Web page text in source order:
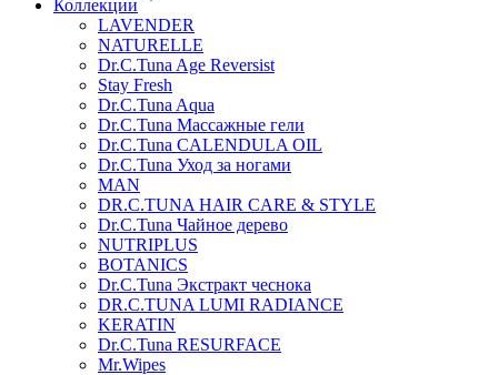
Коллекции
LAVENDER
NATURELLE
Dr.C.Tuna Age Reversist
Stay Fresh
Dr.C.Tuna Aqua
Dr.C.Tuna Массажные гели
Dr.C.Tuna CALENDULA OIL
Dr.C.Tuna Уход за ногами
MAN
DR.C.TUNA HAIR CARE & STYLE
Dr.C.Tuna Чайное дерево
NUTRIPLUS
BOTANICS
Dr.C.Tuna Экстракт чеснока
DR.C.TUNA LUMI RADIANCE
KERATIN
Dr.C.Tuna RESURFACE
Mr.Wipes